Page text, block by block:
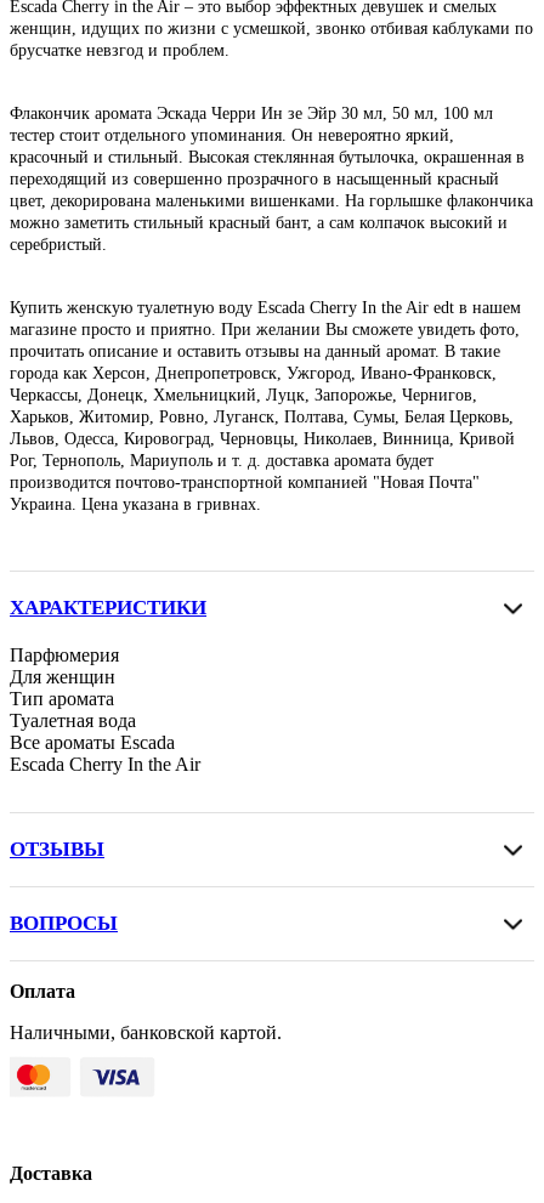
Escada Cherry in the Air – это выбор эффектных девушек и смелых
женщин, идущих по жизни с усмешкой, звонко отбивая каблуками по
брусчатке невзгод и проблем.
Флакончик аромата Эскада Черри Ин зе Эйр 30 мл, 50 мл, 100 мл
тестер стоит отдельного упоминания. Он невероятно яркий,
красочный и стильный. Высокая стеклянная бутылочка, окрашенная в
переходящий из совершенно прозрачного в насыщенный красный
цвет, декорирована маленькими вишенками. На горлышке флакончика
можно заметить стильный красный бант, а сам колпачок высокий и
серебристый.
Купить женскую туалетную воду Escada Cherry In the Air edt в нашем
магазине просто и приятно. При желании Вы сможете увидеть фото,
прочитать описание и оставить отзывы на данный аромат. В такие
города как Херсон, Днепропетровск, Ужгород, Ивано-Франковск,
Черкассы, Донецк, Хмельницкий, Луцк, Запорожье, Чернигов,
Харьков, Житомир, Ровно, Луганск, Полтава, Сумы, Белая Церковь,
Львов, Одесса, Кировоград, Черновцы, Николаев, Винница, Кривой
Рог, Тернополь, Мариуполь и т. д. доставка аромата будет
производится почтово-транспортной компанией "Новая Почта"
Украина. Цена указана в гривнах.
ХАРАКТЕРИСТИКИ
Парфюмерия
Для женщин
Тип аромата
Туалетная вода
Все ароматы Escada
Escada Cherry In the Air
ОТЗЫВЫ
ВОПРОСЫ
Оплата
Наличными, банковской картой.
Доставка